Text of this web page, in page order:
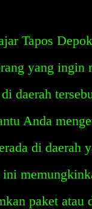
Tapos
yang ingin
daerah
Anda
di daerah
paket atau